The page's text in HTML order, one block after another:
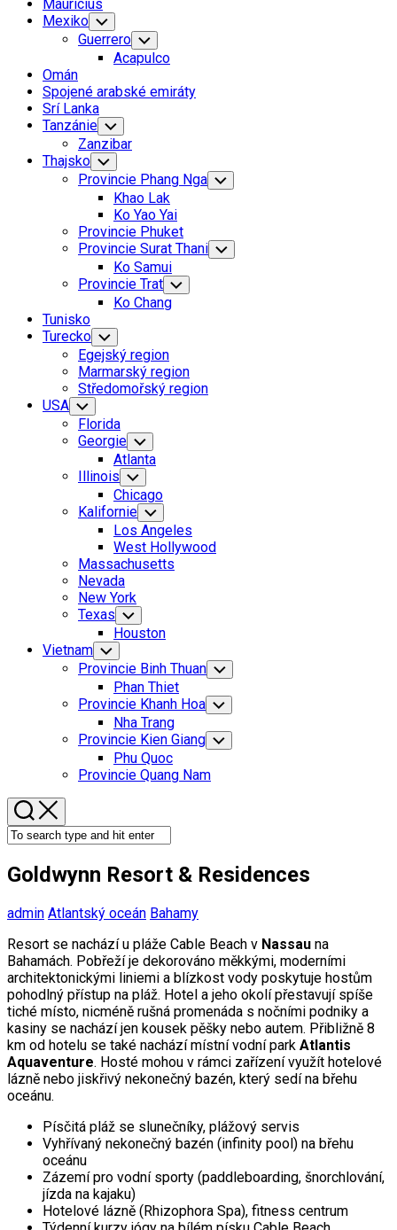
Mauricius
Mexiko Toggle
Child
Menu
Guerrero Toggle
Child
Menu
Acapulco
Omán
Spojené arabské emiráty
Srí Lanka
Tanzánie Toggle
Child
Menu
Zanzibar
Thajsko Toggle
Child
Menu
Provincie Phang Nga Toggle
Child
Khao Lak
Ko Yao Yai
Provincie Phuket
Provincie Surat Thani Toggle
Child
Ko Samui
Provincie Trat Toggle
Child
Menu
Ko Chang
Tunisko
Turecko Toggle
Child
Menu
Egejský region
Marmarský region
Středomořský region
USA Toggle
Child
Menu
Florida
Georgie Toggle
Child
Menu
Atlanta
Illinois Toggle
Child
Menu
Chicago
Kalifornie Toggle
Child
Menu
Los Angeles
West Hollywood
Massachusetts
Nevada
New York
Texas Toggle
Child
Menu
Houston
Vietnam Toggle
Child
Menu
Provincie Binh Thuan Toggle
Child
Menu
Phan Thiet
Provincie Khanh Hoa Toggle
Child
Menu
Nha Trang
Provincie Kien Giang Toggle
Child
Phu Quoc
Provincie Quang Nam
Goldwynn Resort & Residences
admin Atlantský oceán Bahamy
Resort se nachází u pláže Cable Beach v Nassau na
Bahamách. Pobřeží je dekorováno měkkými, moderními
architektonickými liniemi a blízkost vody poskytuje hostům
pohodlný přístup na pláž. Hotel a jeho okolí přestavují spíše
tiché místo, nicméně rušná promenáda s nočními podniky a
kasiny se nachází jen kousek pěšky nebo autem. Přibližně 8
km od hotelu se také nachází místní vodní park Atlantis
Aquaventure. Hosté mohou v rámci zařízení využít hotelové
lázně nebo jiskřivý nekonečný bazén, který sedí na břehu
oceánu.
Písčitá pláž se slunečníky, plážový servis
Vyhřívaný nekonečný bazén (infinity pool) na břehu
oceánu
Zázemí pro vodní sporty (paddleboarding, šnorchlování,
jízda na kajaku)
Hotelové lázně (Rhizophora Spa), fitness centrum